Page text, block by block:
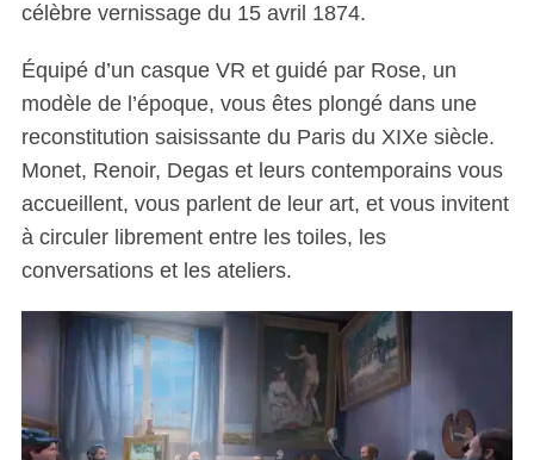
célèbre vernissage du 15 avril 1874.
Équipé d’un casque VR et guidé par Rose, un
modèle de l’époque, vous êtes plongé dans une
reconstitution saisissante du Paris du XIXe siècle.
Monet, Renoir, Degas et leurs contemporains vous
accueillent, vous parlent de leur art, et vous invitent
à circuler librement entre les toiles, les
conversations et les ateliers.